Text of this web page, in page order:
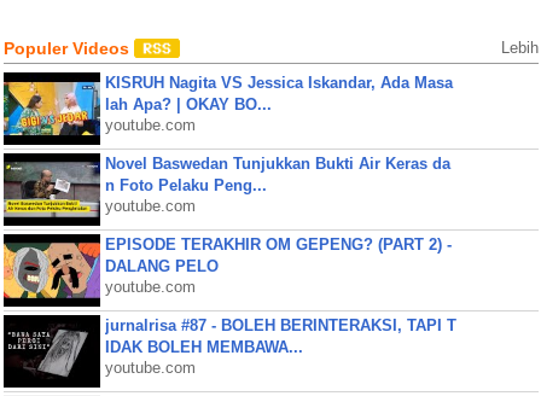
Populer Videos Lebih
KISRUH Nagita VS Jessica Iskandar, Ada Masa
lah Apa? | OKAY BO...
youtube.com
Novel Baswedan Tunjukkan Bukti Air Keras da
n Foto Pelaku Peng...
youtube.com
EPISODE TERAKHIR OM GEPENG? (PART 2) -
DALANG PELO
youtube.com
jurnalrisa #87 - BOLEH BERINTERAKSI, TAPI T
IDAK BOLEH MEMBAWA...
youtube.com